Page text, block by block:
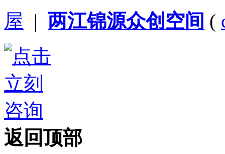
屋 | 两江锦源众创空间 (
返回顶部